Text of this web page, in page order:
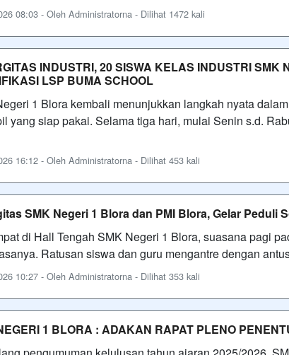
08:03 - Oleh Administratorna - Dilihat 1472 kali
INDUSTRI, 20 SISWA KELAS INDUSTRI SMK
LSP BUMA SCHOOL
1 Blora kembali menunjukkan langkah nyata
yang siap pakai. Selama tiga hari, mulai Senin s.d.
16:12 - Oleh Administratorna - Dilihat 453 kali
SMK Negeri 1 Blora dan PMI Blora, Gelar Peduli
di Hall Tengah SMK Negeri 1 Blora, suasana pagi
Ratusan siswa dan guru mengantre dengan
10:27 - Oleh Administratorna - Dilihat 353 kali
1 BLORA : ADAKAN RAPAT PLENO